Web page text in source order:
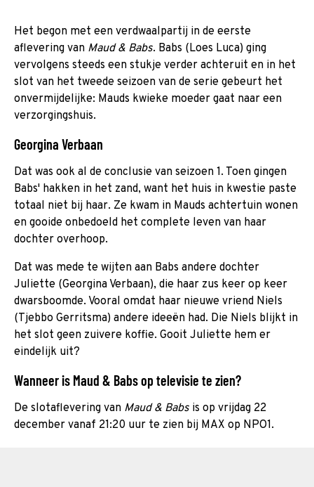
Het begon met een verdwaalpartij in de eerste
aflevering van Maud & Babs. Babs (Loes Luca) ging
vervolgens steeds een stukje verder achteruit en in het
slot van het tweede seizoen van de serie gebeurt het
onvermijdelijke: Mauds kwieke moeder gaat naar een
verzorgingshuis.
Georgina Verbaan
Dat was ook al de conclusie van seizoen 1. Toen gingen
Babs' hakken in het zand, want het huis in kwestie paste
totaal niet bij haar. Ze kwam in Mauds achtertuin wonen
en gooide onbedoeld het complete leven van haar
dochter overhoop.
Dat was mede te wijten aan Babs andere dochter
Juliette (Georgina Verbaan), die haar zus keer op keer
dwarsboomde. Vooral omdat haar nieuwe vriend Niels
(Tjebbo Gerritsma) andere ideeën had. Die Niels blijkt in
het slot geen zuivere koffie. Gooit Juliette hem er
eindelijk uit?
Wanneer is Maud & Babs op televisie te zien?
De slotaflevering van Maud & Babs is op vrijdag 22
december vanaf 21:20 uur te zien bij MAX op NPO1.